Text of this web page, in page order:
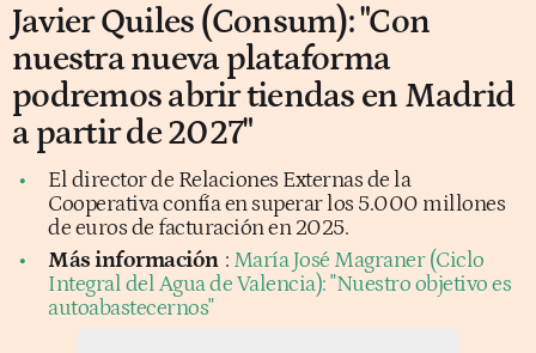
Javier Quiles (Consum): "Con
nuestra nueva plataforma
podremos abrir tiendas en Madrid
a partir de 2027"
El director de Relaciones Externas de la
Cooperativa confía en superar los 5.000 millones
de euros de facturación en 2025.
Más información : María José Magraner (Ciclo
Integral del Agua de Valencia): "Nuestro objetivo es
autoabastecernos"